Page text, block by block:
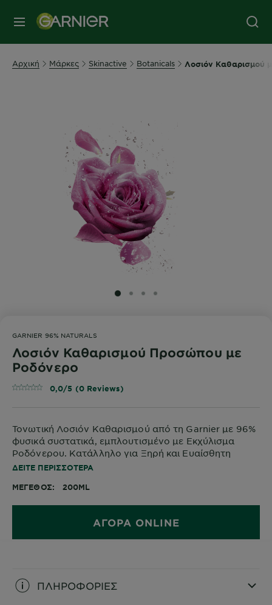
MENU
Αρχική Μάρκες Skinactive Botanicals Λοσιόν Καθαρισμού
SLIDE 1
SLIDE 2
SLIDE 3
SLIDE 4
GARNIER 96% NATURALS
Λοσιόν Καθαρισμού Προσώπου με
Ροδόνερο
0,0/5 (0 Reviews)
Τονωτική Λοσιόν Καθαρισμού από τη Garnier με 96%
φυσικά συστατικά, εμπλουτισμένο με Εκχύλισμα
Ροδόνερου. Κατάλληλο για Ξηρή και Ευαίσθητη
Επιδερμίδα. Δερματολογικά ελεγμένο.
ΔΕΊΤΕ ΠΕΡΙΣΣΌΤΕΡΑ
ΜΈΓΕΘΟΣ
200ML
ΑΓΟΡΑ ONLINE
ΠΛΗΡΟΦΟΡΙΕΣ